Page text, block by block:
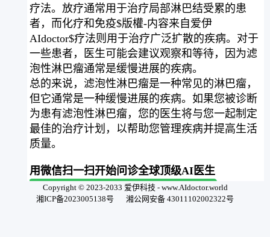
疗法。放疗通常用于治疗局部淋巴结受累的患
者，而化疗和免疫$版權-内容来自爱伊
AIdoctor$疗法则用于治疗广泛扩散的疾病。对于
一些患者，医生可能会建议观察和等待，因为滤
泡性淋巴瘤通常是缓慢进展的疾病。
总的来说，滤泡性淋巴瘤是一种常见的淋巴瘤，
但它通常是一种缓慢进展的疾病。如果您被诊断
为患有滤泡性淋巴瘤，您的医生将与您一起制定
最佳的治疗计划，以帮助您管理疾病并提高生活
质量。
用微信扫一扫开始问诊全球顶级AI医生
Copyright © 2023-2033 爱伊科技 - www.AIdoctor.world
湘ICP备2023005138号
湘公网安备 43011102002322号